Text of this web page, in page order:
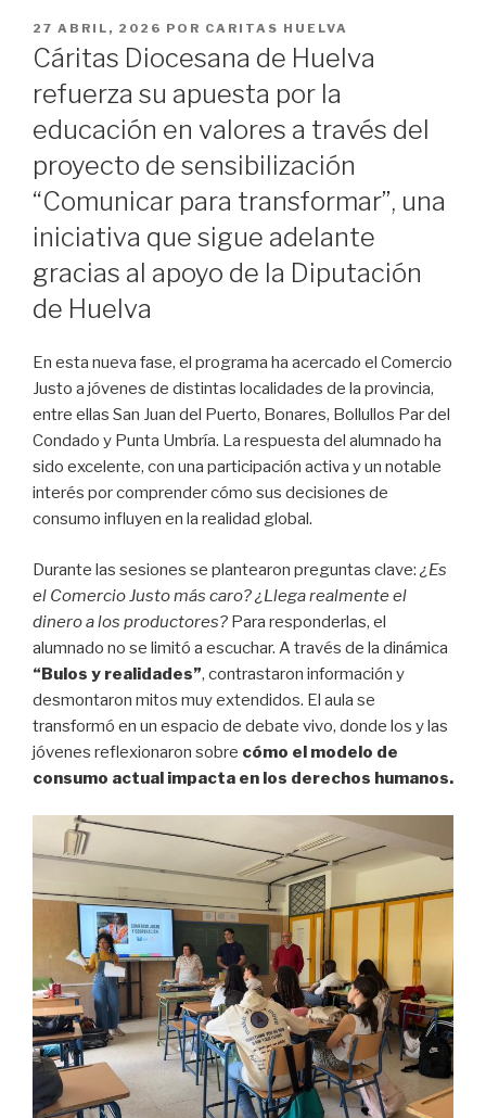
PUBLICADO
EN
27 ABRIL, 2026 POR CARITAS HUELVA
Cáritas Diocesana de Huelva
refuerza su apuesta por la
educación en valores a través del
proyecto de sensibilización
“Comunicar para transformar”, una
iniciativa que sigue adelante
gracias al apoyo de la Diputación
de Huelva
En esta nueva fase, el programa ha acercado el Comercio
Justo a jóvenes de distintas localidades de la provincia,
entre ellas San Juan del Puerto, Bonares, Bollullos Par del
Condado y Punta Umbría. La respuesta del alumnado ha
sido excelente, con una participación activa y un notable
interés por comprender cómo sus decisiones de
consumo influyen en la realidad global.
Durante las sesiones se plantearon preguntas clave: ¿Es
el Comercio Justo más caro?¿Llega realmente el
dinero a los productores? Para responderlas, el
alumnado no se limitó a escuchar. A través de la dinámica
“Bulos y realidades”, contrastaron información y
desmontaron mitos muy extendidos. El aula se
transformó en un espacio de debate vivo, donde los y las
jóvenes reflexionaron sobre cómo el modelo de
consumo actual impacta en los derechos humanos.